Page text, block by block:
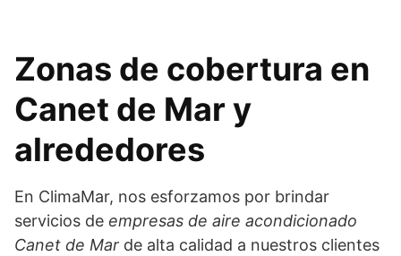
Zonas de cobertura en
Canet de Mar y
alrededores
En ClimaMar, nos esforzamos por brindar
servicios de empresas de aire acondicionado
Canet de Mar de alta calidad a nuestros clientes